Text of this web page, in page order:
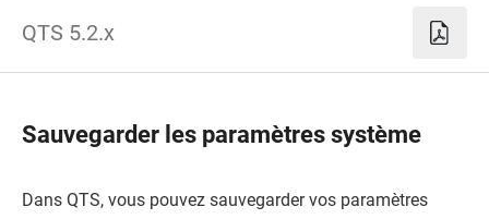
QTS 5.2.x
Sauvegarder les paramètres système
Dans QTS, vous pouvez sauvegarder vos paramètres